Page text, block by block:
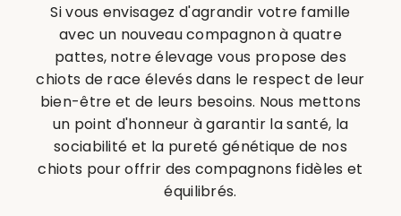
Si vous envisagez d'agrandir votre famille
avec un nouveau compagnon à quatre
pattes, notre élevage vous propose des
chiots de race élevés dans le respect de leur
bien-être et de leurs besoins. Nous mettons
un point d'honneur à garantir la santé, la
sociabilité et la pureté génétique de nos
chiots pour offrir des compagnons fidèles et
équilibrés.